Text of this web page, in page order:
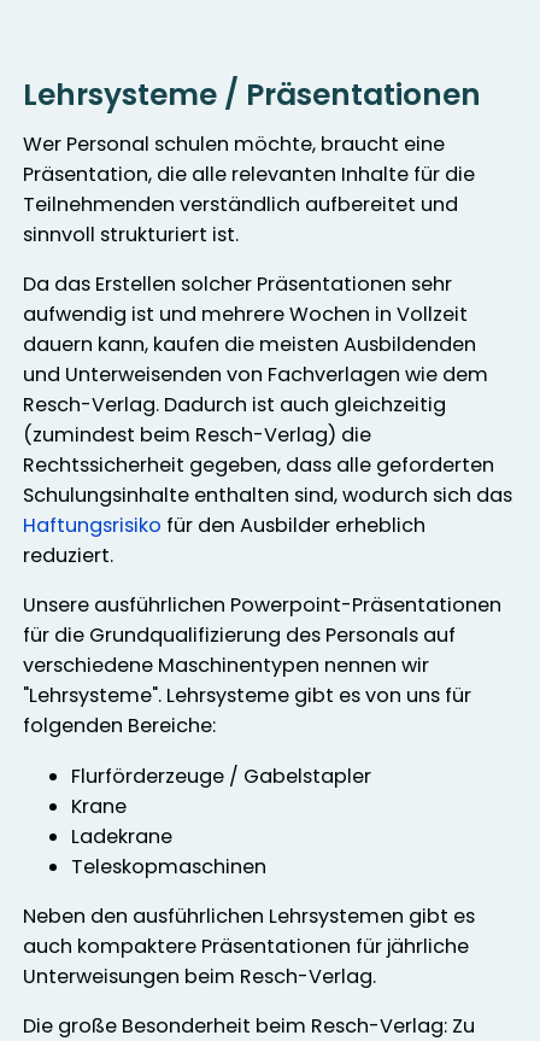
Lehrsysteme / Präsentationen
Wer Personal schulen möchte, braucht eine
Präsentation, die alle relevanten Inhalte für die
Teilnehmenden verständlich aufbereitet und
sinnvoll strukturiert ist.
Da das Erstellen solcher Präsentationen sehr
aufwendig ist und mehrere Wochen in Vollzeit
dauern kann, kaufen die meisten Ausbildenden
und Unterweisenden von Fachverlagen wie dem
Resch-Verlag. Dadurch ist auch gleichzeitig
(zumindest beim Resch-Verlag) die
Rechtssicherheit gegeben, dass alle geforderten
Schulungsinhalte enthalten sind, wodurch sich das
Haftungsrisiko für den Ausbilder erheblich
reduziert.
Unsere ausführlichen Powerpoint-Präsentationen
für die Grundqualifizierung des Personals auf
verschiedene Maschinentypen nennen wir
"Lehrsysteme". Lehrsysteme gibt es von uns für
folgenden Bereiche:
Flurförderzeuge / Gabelstapler
Krane
Ladekrane
Teleskopmaschinen
Neben den ausführlichen Lehrsystemen gibt es
auch kompaktere Präsentationen für jährliche
Unterweisungen beim Resch-Verlag.
Die große Besonderheit beim Resch-Verlag: Zu